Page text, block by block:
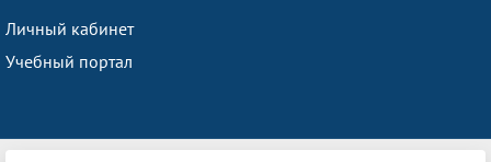
Личный кабинет
Учебный портал